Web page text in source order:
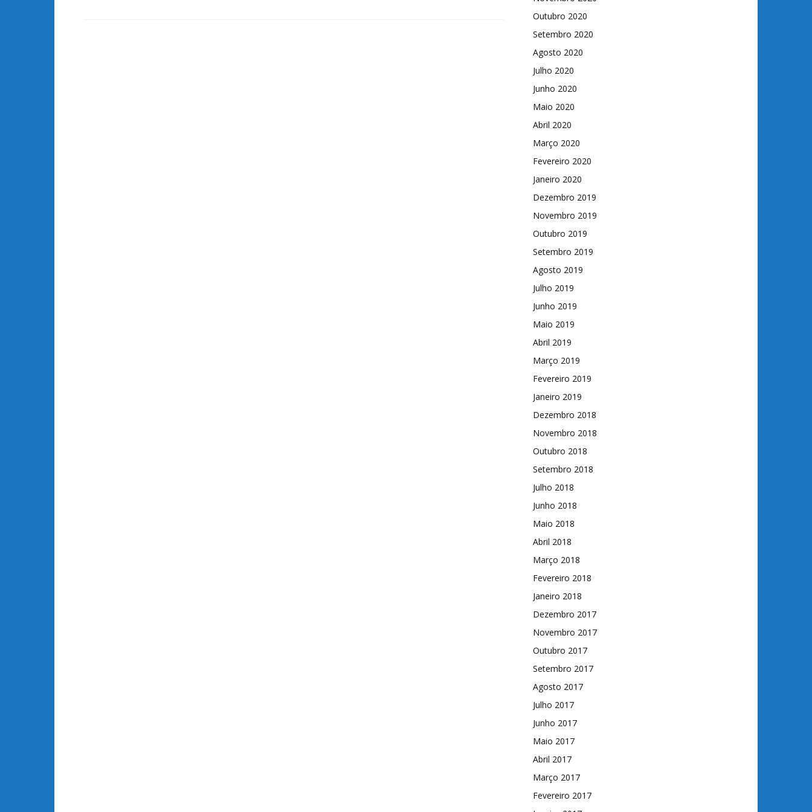
Outubro 2020
Setembro 2020
Agosto 2020
Julho 2020
Junho 2020
Maio 2020
Abril 2020
Março 2020
Fevereiro 2020
Janeiro 2020
Dezembro 2019
Novembro 2019
Outubro 2019
Setembro 2019
Agosto 2019
Julho 2019
Junho 2019
Maio 2019
Abril 2019
Março 2019
Fevereiro 2019
Janeiro 2019
Dezembro 2018
Novembro 2018
Outubro 2018
Setembro 2018
Julho 2018
Junho 2018
Maio 2018
Abril 2018
Março 2018
Fevereiro 2018
Janeiro 2018
Dezembro 2017
Novembro 2017
Outubro 2017
Setembro 2017
Agosto 2017
Julho 2017
Junho 2017
Maio 2017
Abril 2017
Março 2017
Fevereiro 2017